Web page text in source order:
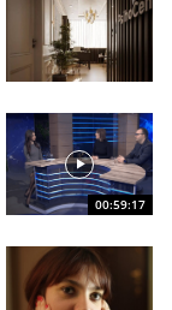
00:59:17